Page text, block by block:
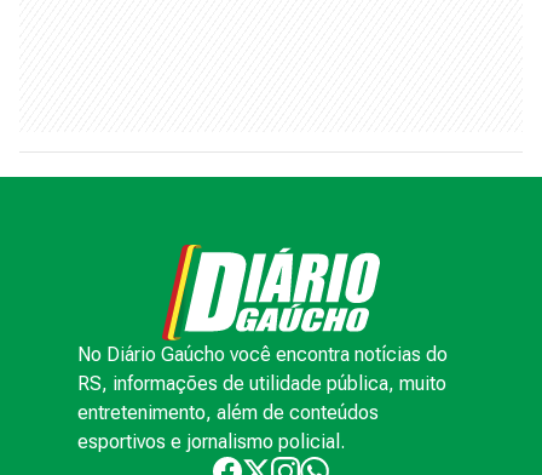
No Diário Gaúcho você encontra notícias do
RS, informações de utilidade pública, muito
entretenimento, além de conteúdos
esportivos e jornalismo policial.